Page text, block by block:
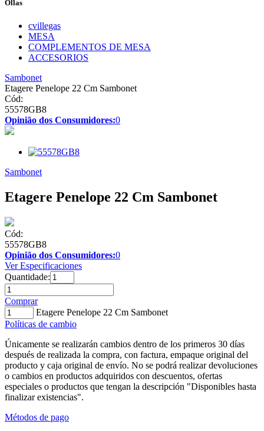
Ollas
cvillegas
MESA
COMPLEMENTOS DE MESA
ACCESORIOS
Sambonet
Etagere Penelope 22 Cm Sambonet
Cód:
55578GB8
Opinião dos Consumidores:0
Sambonet
Etagere Penelope 22 Cm Sambonet
Cód:
55578GB8
Opinião dos Consumidores:0
Ver Especificaciones
Quantidade:
Comprar
Etagere Penelope 22 Cm Sambonet
Políticas de cambio
Únicamente se realizarán cambios dentro de los primeros 30 días
después de realizada la compra, con factura, empaque original del
producto y caja original de envío. No se podrá realizar devoluciones
o cambios en productos adquiridos con descuentos, ofertas
especiales o productos que tengan la descripción "Disponibles hasta
finalizar existencias".
Métodos de pago